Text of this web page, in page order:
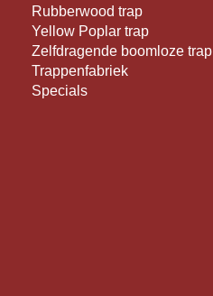
Rubberwood trap
Yellow Poplar trap
Zelfdragende boomloze trap
Trappenfabriek
Specials